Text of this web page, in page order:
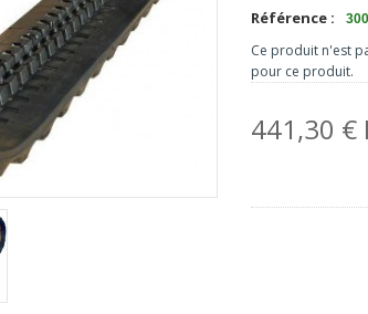
Référence :
Ce produit n'est
pour ce produit.
441,30 €